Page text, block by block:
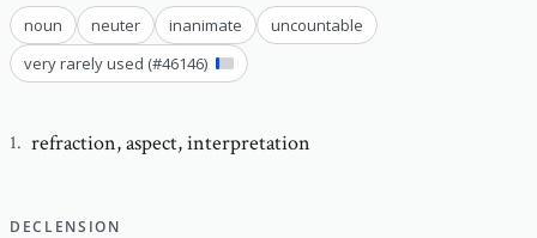
noun neuter inanimate
uncountable
very rarely used (#46146)
1. refraction,aspect, interpretation
DECLENSION